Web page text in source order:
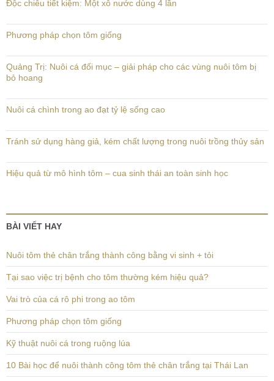
Độc chiêu tiết kiệm: Một xô nước dùng 4 lần
Phương pháp chọn tôm giống
Quảng Trị: Nuôi cá đối mục – giải pháp cho các vùng nuôi tôm bị
bỏ hoang
Nuôi cá chình trong ao đạt tỷ lệ sống cao
Tránh sử dụng hàng giả, kém chất lượng trong nuôi trồng thủy sản
Hiệu quả từ mô hình tôm – cua sinh thái an toàn sinh học
BÀI VIẾT HAY
Nuôi tôm thẻ chân trắng thành công bằng vi sinh + tỏi
Tại sao việc trị bệnh cho tôm thường kém hiệu quả?
Vai trò của cá rô phi trong ao tôm
Phương pháp chọn tôm giống
Kỹ thuật nuôi cá trong ruộng lúa
10 Bài học để nuôi thành công tôm thẻ chân trắng tại Thái Lan